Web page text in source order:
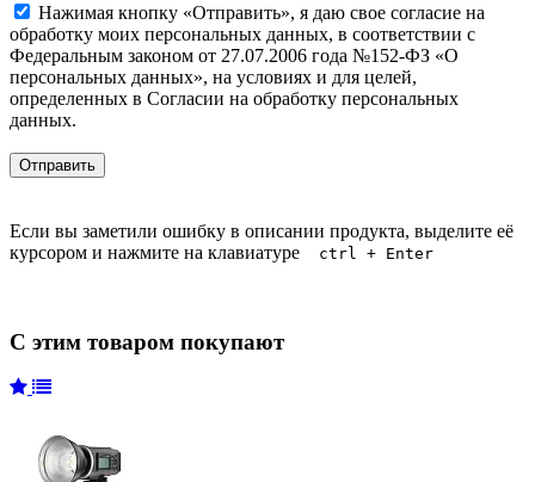
Нажимая кнопку «Отправить», я даю свое согласие на
обработку моих персональных данных, в соответствии с
Федеральным законом от 27.07.2006 года №152-ФЗ «О
персональных данных», на условиях и для целей,
определенных в Согласии на обработку персональных
данных.
Если вы заметили ошибку в описании продукта, выделите её
курсором и нажмите на клавиатуре
ctrl + Enter
С этим товаром покупают